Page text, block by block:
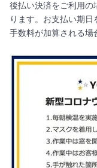
後払い決済をご利用の
ります。お支払い期日
手数料が加算される場